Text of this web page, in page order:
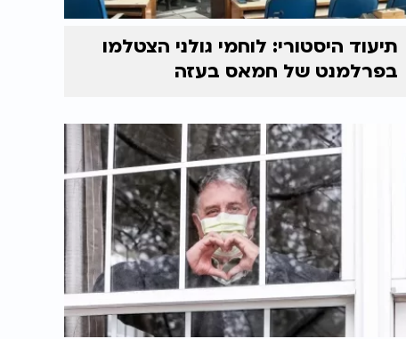
תיעוד היסטורי: לוחמי גולני הצטלמו
בפרלמנט של חמאס בעזה